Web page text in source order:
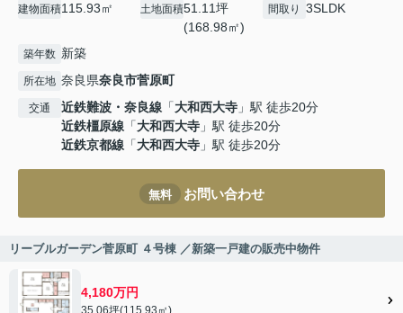
建物面積115.93㎡ 土地面積51.11坪
(168.98㎡)
間取り 3SLDK
築年数 新築
所在地 奈良県奈良市菅原町
交通 近鉄難波・奈良線 「大和西大寺 」駅 徒歩20分
近鉄橿原線 「大和西大寺 」駅 徒歩20分
近鉄京都線 「大和西大寺 」駅 徒歩20分
無料 お問い合わせ
リーブルガーデン菅原町 ４号棟 ／新築一戸建の販売中物件
4,180万円
35.06坪(115.93㎡)